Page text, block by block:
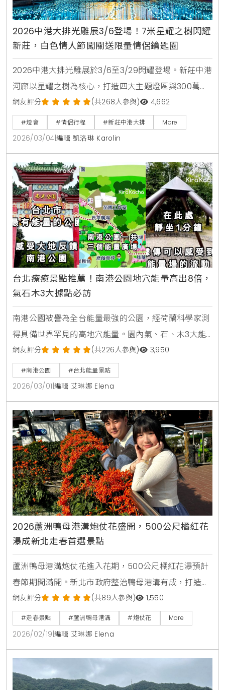
2026中港大排光雕展3/6登場！7米星耀之樹閃耀
新莊，白色情人節闖關送限量情侶鑰匙圈
2026中港大排光雕展於3/6至3/29閃耀登場。新莊中港
河廊以星耀之樹為核心，打造四大主題燈區與300萬盞
LED夢幻星河。現場更有極地北極熊造景與白色情人節
限量闖關活動，是新北春季必訪的原創生活風格景點。
網友評分 (共268人參與) 4,662
#燈會 #情侶行程 #新莊中港大排 More
2026/03/04 編輯 凱洛琳 Karolin
台北療癒景點推薦！南港公園地穴能量高出8倍，
氣石木3大據點必訪
南港公園被譽為全台能量最強的公園，經荷蘭科學家測
得具備世界罕見的高地穴能量。園內氣、石、木3大能
量點提供優於森林浴的療癒感。本文帶您探索南港公園
交通資訊、能量點分佈與親子設施，體驗台北最神祕的
心靈場域。
網友評分 (共226人參與) 3,950
#南港公園 #台北能量景點
2026/03/01 編輯 艾琳娜 Elena
2026蘆洲鴨母港溝炮仗花盛開，500公尺橘紅花
瀑成新北走春首選景點
蘆洲鴨母港溝炮仗花進入花期，500公尺橘紅花瀑預計
春節期間滿開。新北市政府整治鴨母港溝有成，打造適
合走春的賞花廊道，市民可搭乘捷運轉乘公車輕鬆抵
達，感受春日暖陽下的喜慶氛圍與浪漫光雕夜景。
網友評分 (共89人參與) 1,550
#走春景點 #蘆洲鴨母港溝 #炮仗花 More
2026/02/19 編輯 艾琳娜 Elena